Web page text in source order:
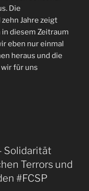
Die
Jahre zeigt
in diesem Zeitraum
eben nur einmal
heraus und die
für uns
Solidarität
Terrors und
#FCSP